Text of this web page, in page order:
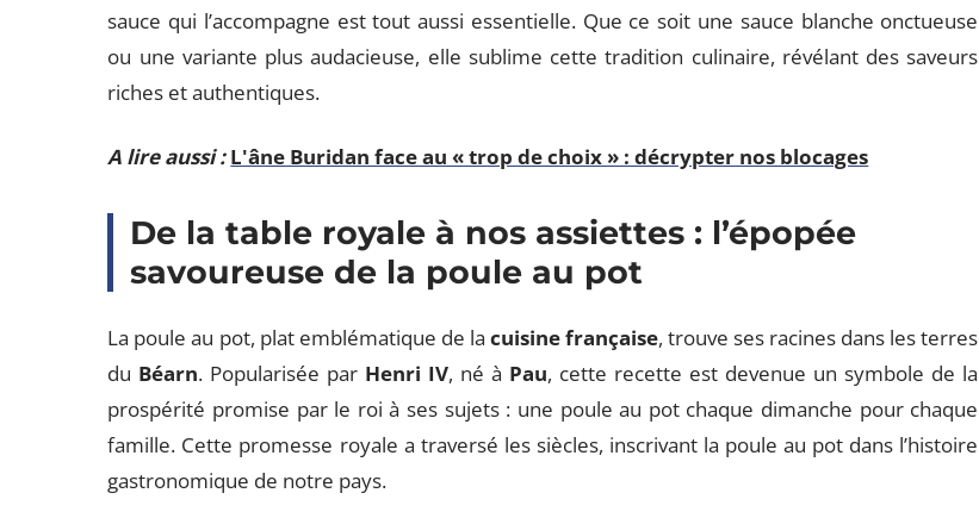
sauce qui l’accompagne est tout aussi essentielle. Que ce soit une sauce blanche onctueuse
ou une variante plus audacieuse, elle sublime cette tradition culinaire, révélant des saveurs
riches et authentiques.
A lire aussi : L'âne Buridan face au « trop de choix » : décrypter nos blocages
De la table royale à nos assiettes : l’épopée
savoureuse de la poule au pot
La poule au pot, plat emblématique de la cuisine française, trouve ses racines dans les terres
du Béarn. Popularisée par Henri IV, né à Pau, cette recette est devenue un symbole de la
prospérité promise par le roi à ses sujets : une poule au pot chaque dimanche pour chaque
famille. Cette promesse royale a traversé les siècles, inscrivant la poule au pot dans l’histoire
gastronomique de notre pays.